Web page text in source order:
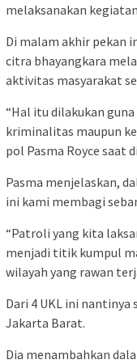
melaksanakan
Di malam akhir pekan
citra bhayangkara
aktivitas masyarakat
“Hal itu dilakukan
kriminalitas maupun
pol Pasma Royce saat
Pasma menjelaskan,
ini kami membagi
“Patroli yang kita
menjadi titik kumpul
wilayah yang rawan
Dari 4 UKL ini
Jakarta Barat.
Dia menambahkan